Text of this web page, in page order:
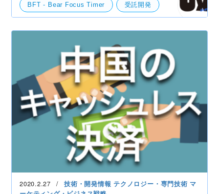
BFT - Bear Focus Timer 受託開発
XZ（クローゼット）
競合情報・他社事例
UI・UXデザイン
2020.2.27 技術・開発情報 テクノロジー・専門技術 マ